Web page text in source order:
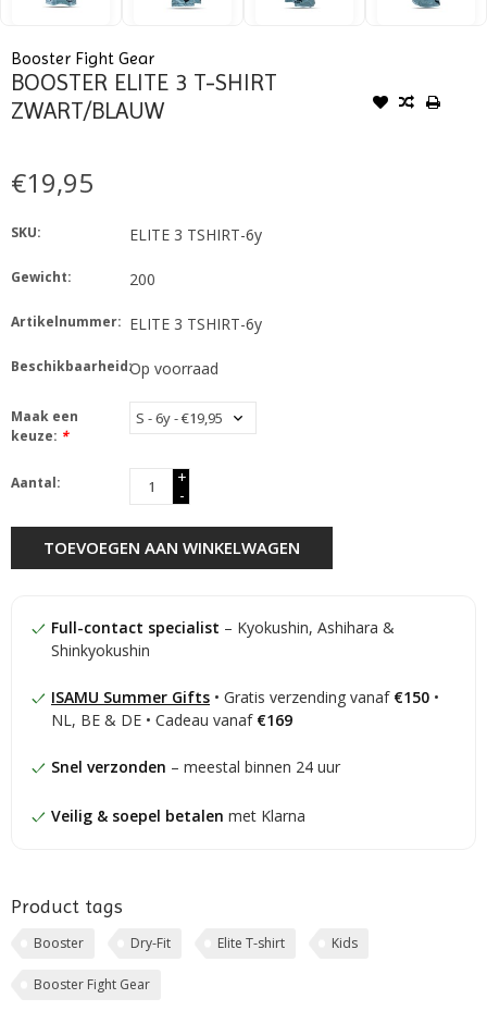
Booster Fight Gear
BOOSTER ELITE 3 T-SHIRT
ZWART/BLAUW
€19,95
SKU: ELITE 3 TSHIRT-6y
Gewicht: 200
Artikelnummer: ELITE 3 TSHIRT-6y
Beschikbaarheid:Op voorraad
Maak een
keuze: *
Aantal:
+
-
TOEVOEGEN AAN WINKELWAGEN
Full-contact specialist – Kyokushin, Ashihara &
Shinkyokushin
ISAMU Summer Gifts • Gratis verzending vanaf €150 •
NL, BE & DE • Cadeau vanaf €169
Snel verzonden – meestal binnen 24 uur
Veilig & soepel betalen met Klarna
Product tags
Booster Dry-Fit Elite T-shirt Kids
Booster Fight Gear